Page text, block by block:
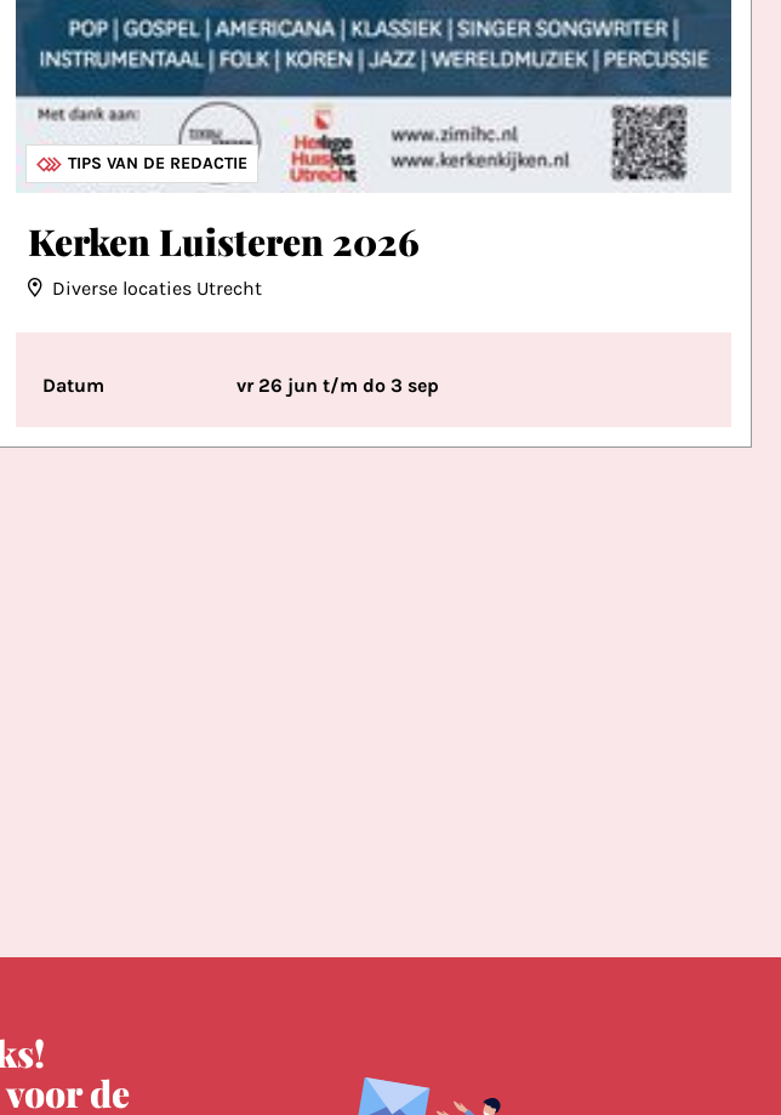
MUZIEK
OVERIGE MUZIEK
TIPS VAN DE REDACTIE
Kerken Luisteren 2026
Diverse locaties Utrecht
Datum vr 26 jun t/m do 3 sep
de